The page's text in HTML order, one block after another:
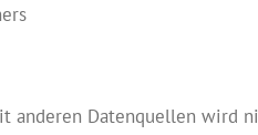
anderen Datenquellen wird